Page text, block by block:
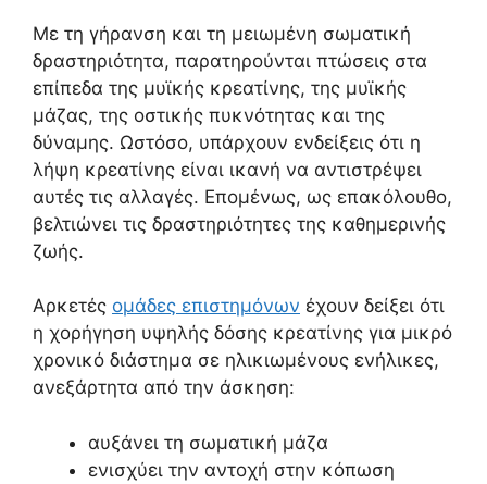
Με τη γήρανση και τη μειωμένη σωματική
δραστηριότητα, παρατηρούνται πτώσεις στα
επίπεδα της μυϊκής κρεατίνης, της μυϊκής
μάζας, της οστικής πυκνότητας και της
δύναμης. Ωστόσο, υπάρχουν ενδείξεις ότι η
λήψη κρεατίνης είναι ικανή να αντιστρέψει
αυτές τις αλλαγές. Επομένως, ως επακόλουθο,
βελτιώνει τις δραστηριότητες της καθημερινής
ζωής.
Αρκετές ομάδες επιστημόνων έχουν δείξει ότι
η χορήγηση υψηλής δόσης κρεατίνης για μικρό
χρονικό διάστημα σε ηλικιωμένους ενήλικες,
ανεξάρτητα από την άσκηση:
αυξάνει τη σωματική μάζα
ενισχύει την αντοχή στην κόπωση